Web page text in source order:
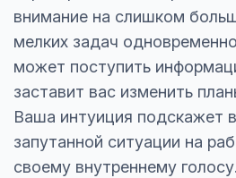
внимание на слишком
мелких задач
может поступить
заставит вас изменить
Ваша интуиция подскажет
запутанной ситуации на
своему внутреннему